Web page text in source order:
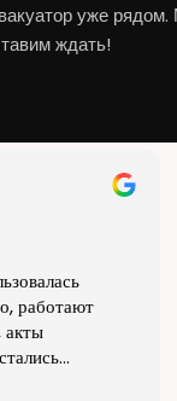
уже
ждать!
Power,
сто авто, з
я просто у
і велике